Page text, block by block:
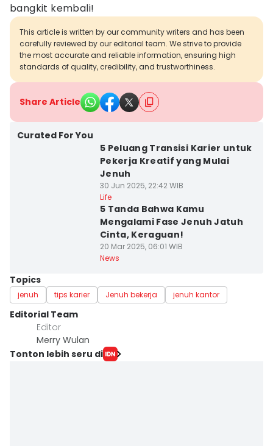
bangkit kembali!
This article is written by our community writers and has been
carefully reviewed by our editorial team. We strive to provide
the most accurate and reliable information, ensuring high
standards of quality, credibility, and trustworthiness.
Share Article
Curated For You
5 Peluang Transisi Karier untuk
Pekerja Kreatif yang Mulai
Jenuh
30 Jun 2025, 22:42 WIB
Life
5 Tanda Bahwa Kamu
Mengalami Fase Jenuh Jatuh
Cinta, Keraguan!
20 Mar 2025, 06:01 WIB
News
Topics
jenuh tips karier Jenuh bekerja jenuh kantor
Editorial Team
Editor
Merry Wulan
Tonton lebih seru di